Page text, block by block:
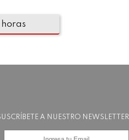
horas
A NUESTRO NEWSLETTER